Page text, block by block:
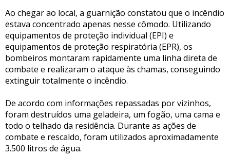
Ao chegar ao local, a guarnição constatou que o incêndio
estava concentrado apenas nesse cômodo. Utilizando
equipamentos de proteção individual (EPI) e
equipamentos de proteção respiratória (EPR), os
bombeiros montaram rapidamente uma linha direta de
combate e realizaram o ataque às chamas, conseguindo
extinguir totalmente o incêndio.
De acordo com informações repassadas por vizinhos,
foram destruídos uma geladeira, um fogão, uma cama e
todo o telhado da residência. Durante as ações de
combate e rescaldo, foram utilizados aproximadamente
3.500 litros de água.